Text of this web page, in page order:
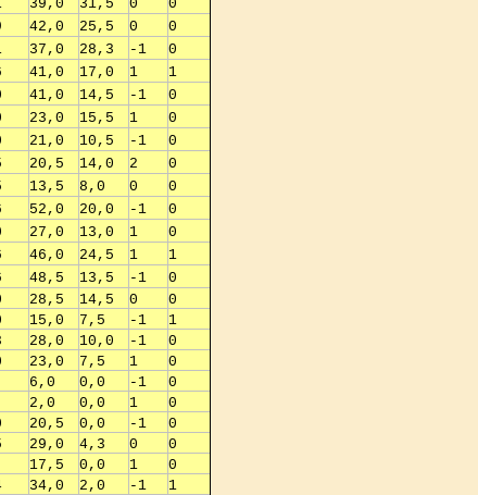
39,0 31,5 0
0
42,0 25,5 0
0
37,0 28,3 -1
0
41,0 17,0 1
1
41,0 14,5 -1
0
23,0 15,5 1
0
21,0 10,5 -1
0
20,5 14,0 2
0
13,5 8,0 0
0
52,0 20,0 -1
0
27,0 13,0 1
0
46,0 24,5 1
1
48,5 13,5 -1
0
28,5 14,5 0
0
15,0 7,5 -1
1
28,0 10,0 -1
0
23,0 7,5 1
0
6,0 0,0 -1
0
2,0 0,0 1
0
20,5 0,0 -1
0
29,0 4,3 0
0
17,5 0,0 1
0
34,0 2,0 -1
1